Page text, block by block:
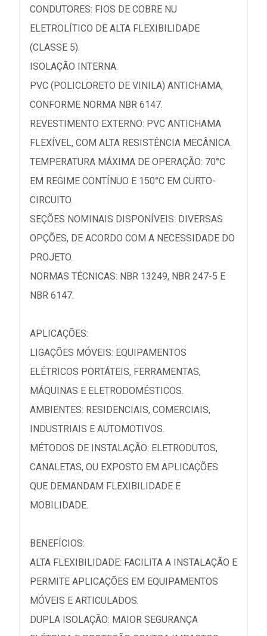
CONDUTORES: FIOS DE COBRE NU
ELETROLÍTICO DE ALTA FLEXIBILIDADE
(CLASSE 5).
ISOLAÇÃO INTERNA.
PVC (POLICLORETO DE VINILA) ANTICHAMA,
CONFORME NORMA NBR 6147.
REVESTIMENTO EXTERNO: PVC ANTICHAMA
FLEXÍVEL, COM ALTA RESISTÊNCIA MECÂNICA.
TEMPERATURA MÁXIMA DE OPERAÇÃO: 70°C
EM REGIME CONTÍNUO E 150°C EM CURTO-
CIRCUITO.
SEÇÕES NOMINAIS DISPONÍVEIS: DIVERSAS
OPÇÕES, DE ACORDO COM A NECESSIDADE DO
PROJETO.
NORMAS TÉCNICAS: NBR 13249, NBR 247-5 E
NBR 6147.
APLICAÇÕES:
LIGAÇÕES MÓVEIS: EQUIPAMENTOS
ELÉTRICOS PORTÁTEIS, FERRAMENTAS,
MÁQUINAS E ELETRODOMÉSTICOS.
AMBIENTES: RESIDENCIAIS, COMERCIAIS,
INDUSTRIAIS E AUTOMOTIVOS.
MÉTODOS DE INSTALAÇÃO: ELETRODUTOS,
CANALETAS, OU EXPOSTO EM APLICAÇÕES
QUE DEMANDAM FLEXIBILIDADE E
MOBILIDADE.
BENEFÍCIOS:
ALTA FLEXIBILIDADE: FACILITA A INSTALAÇÃO E
PERMITE APLICAÇÕES EM EQUIPAMENTOS
MÓVEIS E ARTICULADOS.
DUPLA ISOLAÇÃO: MAIOR SEGURANÇA